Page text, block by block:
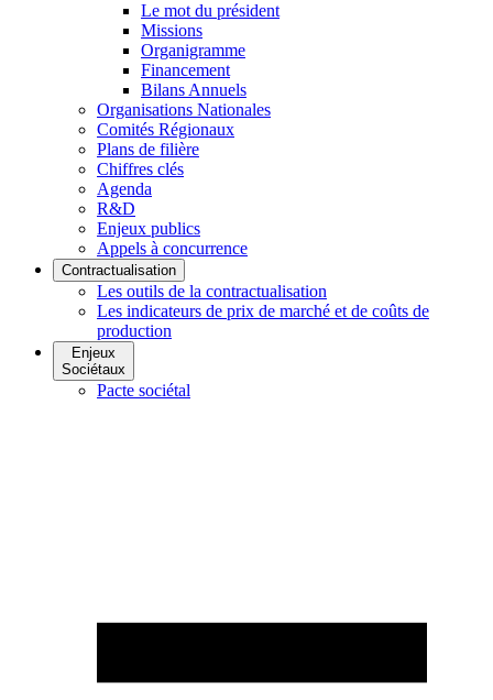
Le mot du président
Missions
Organigramme
Financement
Bilans Annuels
Organisations Nationales
Comités Régionaux
Plans de filière
Chiffres clés
Agenda
R&D
Enjeux publics
Appels à concurrence
Contractualisation
Les outils de la contractualisation
Les indicateurs de prix de marché et de coûts de
production
Enjeux
Sociétaux
Pacte sociétal